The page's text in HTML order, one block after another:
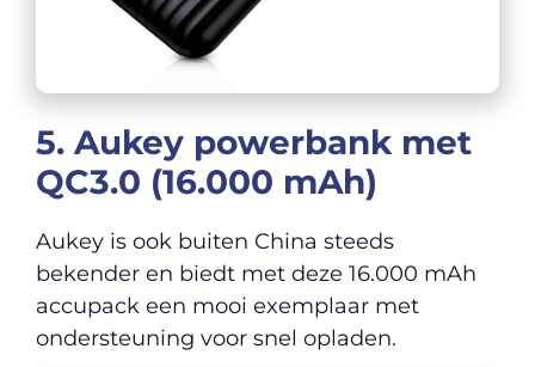
5. Aukey powerbank met
QC3.0 (16.000 mAh)
Aukey is ook buiten China steeds
bekender en biedt met deze 16.000 mAh
accupack een mooi exemplaar met
ondersteuning voor snel opladen.